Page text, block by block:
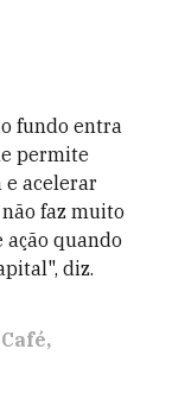
fundo entra
permite
e acelerar
faz muito
ação quando
diz.
Café